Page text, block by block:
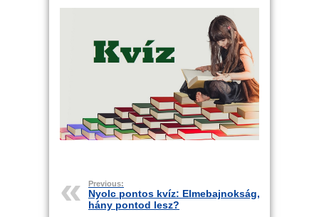
Previous:
Nyolc pontos kvíz: Elmebajnokság,
hány pontod lesz?